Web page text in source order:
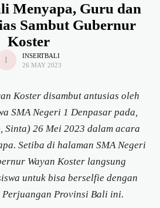
Menyapa, Guru dan
Sambut Gubernur
Koster
INSERTBALI
26 MAY 2023
Koster disambut antusias oleh
SMA Negeri 1 Denpasar pada,
Sinta) 26 Mei 2023 dalam acara
Setiba di halaman SMA Negeri
Wayan Koster langsung
untuk bisa berselfie dengan
Perjuangan Provinsi Bali ini.